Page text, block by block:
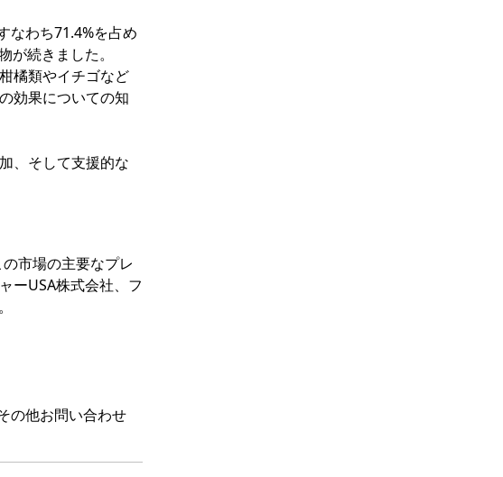
なわち71.4%を占め
続きました。
橘類やイチゴなど
効果についての知
、そして支援的な
市場の主要なプレ
ーUSA株式会社、フ
の他お問い合わせ